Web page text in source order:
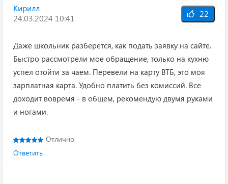
Кирилл
24.03.2024 10:41
22
Даже школьник разберется, как подать заявку на сайте.
Быстро рассмотрели мое обращение, только на кухню
успел отойти за чаем. Перевели на карту ВТБ, это моя
зарплатная карта. Удобно платить без комиссий. Все
доходит вовремя - в общем, рекомендую двумя руками
и ногами.
Отлично
Ответить